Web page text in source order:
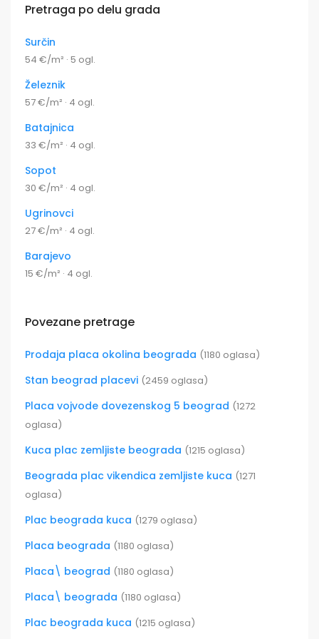
Pretraga po delu grada
Surčin
54 €/m² · 5 ogl.
Železnik
57 €/m² · 4 ogl.
Batajnica
33 €/m² · 4 ogl.
Sopot
30 €/m² · 4 ogl.
Ugrinovci
27 €/m² · 4 ogl.
Barajevo
15 €/m² · 4 ogl.
Povezane pretrage
Prodaja placa okolina beograda (1180 oglasa)
Stan beograd placevi (2459 oglasa)
Placa vojvode dovezenskog 5 beograd (1272
oglasa)
Kuca plac zemljiste beograda (1215 oglasa)
Beograda plac vikendica zemljiste kuca (1271
oglasa)
Plac beograda kuca (1279 oglasa)
Placa beograda (1180 oglasa)
Placa\ beograd (1180 oglasa)
Placa\ beograda (1180 oglasa)
Plac beograda kuca (1215 oglasa)